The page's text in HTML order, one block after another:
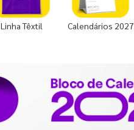
Linha Têxtil Calendários 2027